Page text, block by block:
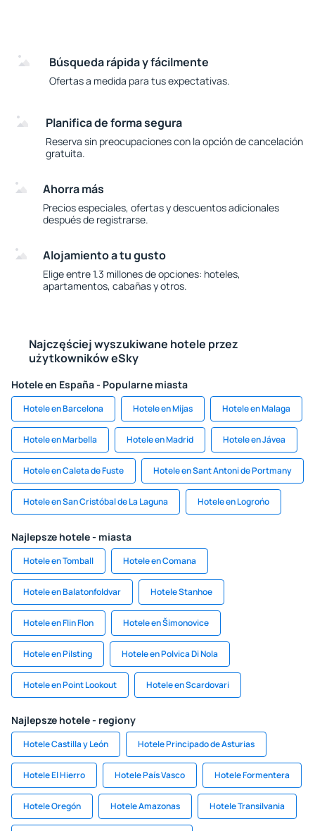
Búsqueda rápida y fácilmente
Ofertas a medida para tus expectativas.
Planifica de forma segura
Reserva sin preocupaciones con la opción de cancelación
gratuita.
Ahorra más
Precios especiales, ofertas y descuentos adicionales
después de registrarse.
Alojamiento a tu gusto
Elige entre 1.3 millones de opciones: hoteles,
apartamentos, cabañas y otros.
Najczęściej wyszukiwane hotele przez
użytkowników eSky
Hotele en España - Popularne miasta
Hotele en Barcelona Hotele en Mijas Hotele en Malaga
Hotele en Marbella Hotele en Madrid Hotele en Jávea
Hotele en Caleta de Fuste Hotele en Sant Antoni de Portmany
Hotele en San Cristóbal de La Laguna Hotele en Logrońo
Najlepsze hotele - miasta
Hotele en Tomball Hotele en Comana
Hotele en Balatonfoldvar Hotele Stanhoe
Hotele en Flin Flon Hotele en Šimonovice
Hotele en Pilsting Hotele en Polvica Di Nola
Hotele en Point Lookout Hotele en Scardovari
Najlepsze hotele - regiony
Hotele Castilla y León Hotele Principado de Asturias
Hotele El Hierro Hotele País Vasco Hotele Formentera
Hotele Oregón Hotele Amazonas Hotele Transilvania